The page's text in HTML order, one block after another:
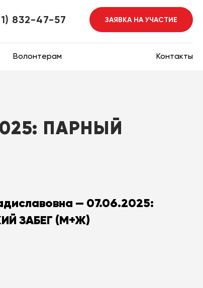
832-47-57 ЗАЯВКА НА УЧАСТИЕ
Волонтерам Контакты
ПАРНЫЙ
— 07.06.2025:
ЗАБЕГ (М+Ж)